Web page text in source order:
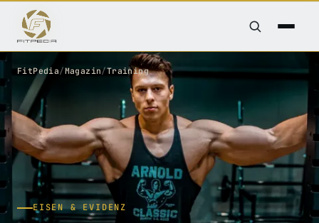
FitPedia/Magazin/Training
EISEN & EVIDENZ